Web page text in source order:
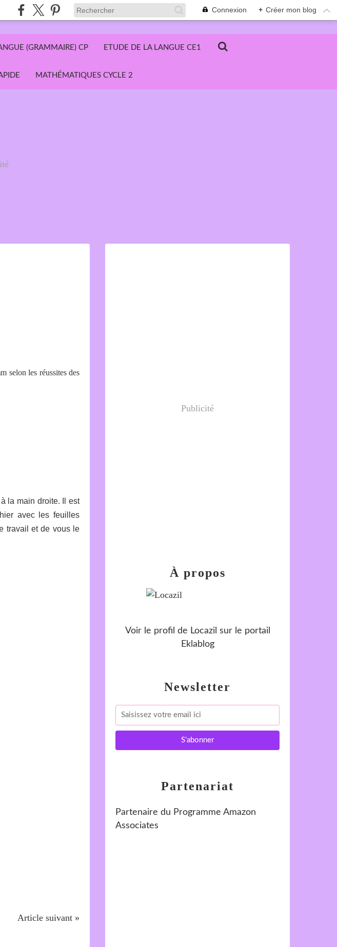
Connexion + Créer mon blog
(GRAMMAIRE) CP ETUDE DE LA LANGUE CE1
MATHÉMATIQUES CYCLE 2
selon les réussites des
la main droite. Il est
avec les feuilles
travail et de vous le
Article suivant »
Newsletter
Publicité
À propos
Voir le profil de Locazil sur le portail
Eklablog
Partenariat
Partenaire du Programme Amazon
Associates